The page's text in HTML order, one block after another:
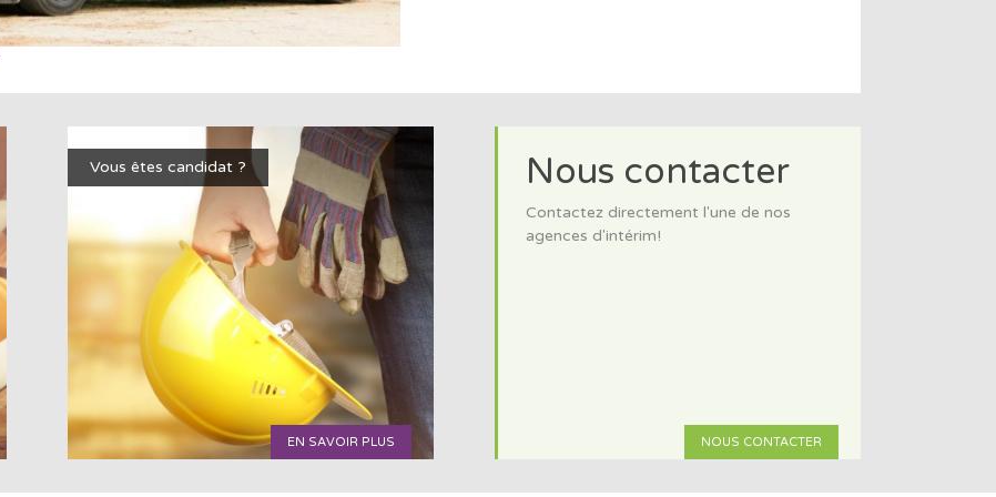
Vous êtes candidat ?
EN SAVOIR PLUS
Nous contacter
Contactez directement l'une de nos
agences d'intérim!
NOUS CONTACTER